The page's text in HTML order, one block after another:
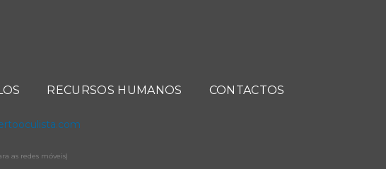
RECURSOS HUMANOS CONTACTOS
as redes móveis)